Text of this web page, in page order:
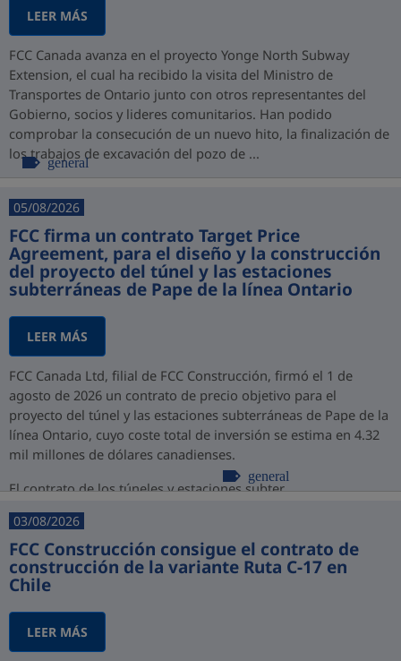
LEER MÁS
FCC Canada avanza en el proyecto Yonge North Subway
Extension, el cual ha recibido la visita del Ministro de
Transportes de Ontario junto con otros representantes del
Gobierno, socios y lideres comunitarios. Han podido
comprobar la consecución de un nuevo hito, la finalización de
los trabajos de excavación del pozo de ...
general
05/08/2026
FCC firma un contrato Target Price
Agreement, para el diseño y la construcción
del proyecto del túnel y las estaciones
subterráneas de Pape de la línea Ontario
LEER MÁS
FCC Canada Ltd, filial de FCC Construcción, firmó el 1 de
agosto de 2026 un contrato de precio objetivo para el
proyecto del túnel y las estaciones subterráneas de Pape de la
línea Ontario, cuyo coste total de inversión se estima en 4.32
mil millones de dólares canadienses.
El contrato de los túneles y estaciones subter...
general
03/08/2026
FCC Construcción consigue el contrato de
construcción de la variante Ruta C-17 en
Chile
LEER MÁS